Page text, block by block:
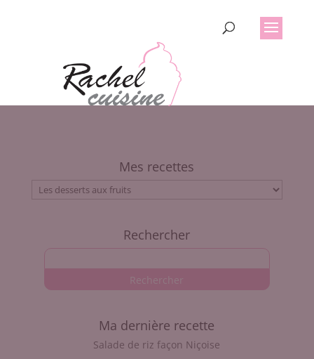
Mes recettes
Mes
Rechercher
Ma dernière recette
Salade de riz façon Niçoise